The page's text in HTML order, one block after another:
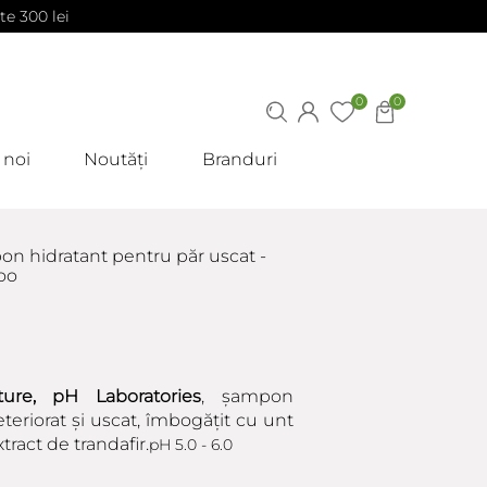
300 lei
0
0
noi Noutăți Branduri
hidratant pentru păr uscat -
pH Laboratories, șampon
și uscat, îmbogățit cu unt
de trandafir.pH 5.0 - 6.0